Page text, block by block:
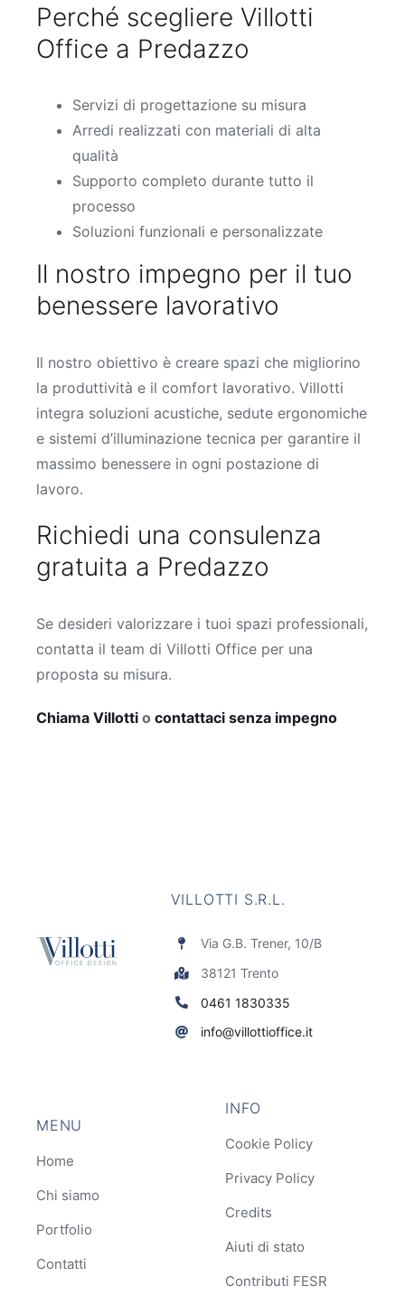
Perché scegliere Villotti
Office a Predazzo
Servizi di progettazione su misura
Arredi realizzati con materiali di alta
qualità
Supporto completo durante tutto il
processo
Soluzioni funzionali e personalizzate
Il nostro impegno per il tuo
benessere lavorativo
Il nostro obiettivo è creare spazi che migliorino
la produttività e il comfort lavorativo. Villotti
integra soluzioni acustiche, sedute ergonomiche
e sistemi d’illuminazione tecnica per garantire il
massimo benessere in ogni postazione di
lavoro.
Richiedi una consulenza
gratuita a Predazzo
Se desideri valorizzare i tuoi spazi professionali,
contatta il team di Villotti Office per una
proposta su misura.
Chiama Villotti o contattaci senza impegno
VILLOTTI S.R.L.
Via G.B. Trener, 10/B
38121 Trento
0461 1830335
info@villottioffice.it
MENU
Home
Chi siamo
Portfolio
Contatti
INFO
Cookie Policy
Privacy Policy
Credits
Aiuti di stato
Contributi FESR